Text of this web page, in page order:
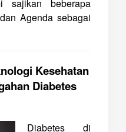
sajikan beberapa
Agenda sebagai
Kesehatan
Diabetes
Diabetes di